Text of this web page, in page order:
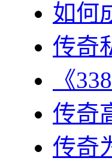
如何
传奇
《
传奇
传奇